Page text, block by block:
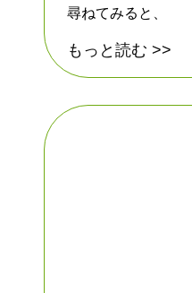
尋ねてみると、
もっと読む >>